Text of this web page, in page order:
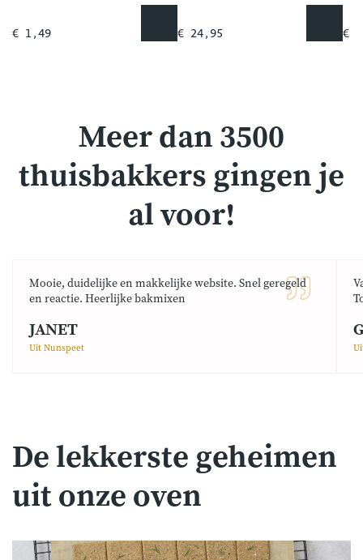
€ 1,49 € 24,95 €
Meer dan 3500
thuisbakkers gingen je
al voor!
Mooie, duidelijke en makkelijke website. Snel geregeld
en reactie. Heerlijke bakmixen
JANET
Uit Nunspeet
De lekkerste geheimen
uit onze oven